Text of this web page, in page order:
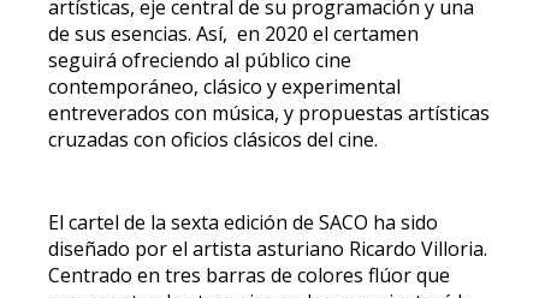
artísticas, eje central de su programación y una
de sus esencias. Así, en 2020 el certamen
seguirá ofreciendo al público cine
contemporáneo, clásico y experimental
entreverados con música, y propuestas artísticas
cruzadas con oficios clásicos del cine.
El cartel de la sexta edición de SACO ha sido
diseñado por el artista asturiano Ricardo Villoria.
Centrado en tres barras de colores flúor que